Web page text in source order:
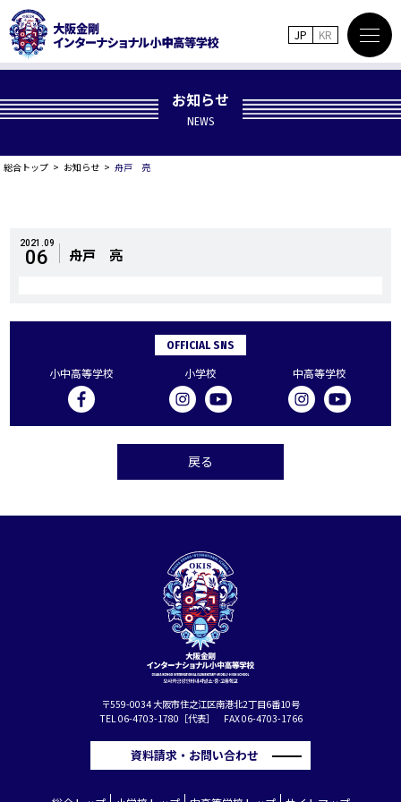
お知らせ
NEWS
総合トップ お知らせ 舟戸 亮
JP KR
2021.09
06 舟戸 亮
OFFICIAL SNS
小中高等学校 小学校 中高等学校
戻る
〒559-0034 大阪市住之江区南港北2丁目6番10号
TEL 06-4703-1780［代表］ FAX 06-4703-1766
資料請求・お問い合わせ